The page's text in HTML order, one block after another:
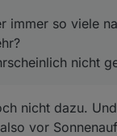
immer so viele
nicht
nicht dazu.
vor